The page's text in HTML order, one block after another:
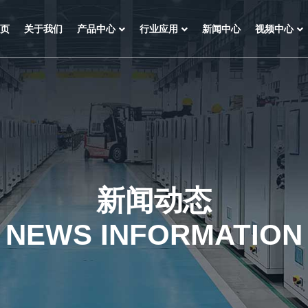
关于我们 产品中心 行业应用 新闻中心 视频中心
新闻动态
NEWS INFORMATION